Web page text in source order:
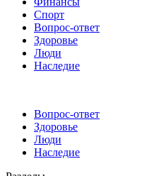
Спорт
Вопрос-ответ
Здоровье
Люди
Наследие
Вопрос-ответ
Здоровье
Люди
Наследие